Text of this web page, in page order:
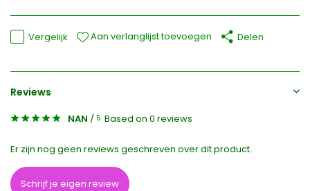
Vergelijk Aan verlanglijst toevoegen Delen
Reviews
NAN / 5 Based on 0 reviews
Er zijn nog geen reviews geschreven over dit product..
Schrijf je eigen review